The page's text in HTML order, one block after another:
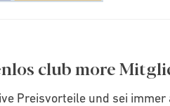
club more
Preisvorteile und sei